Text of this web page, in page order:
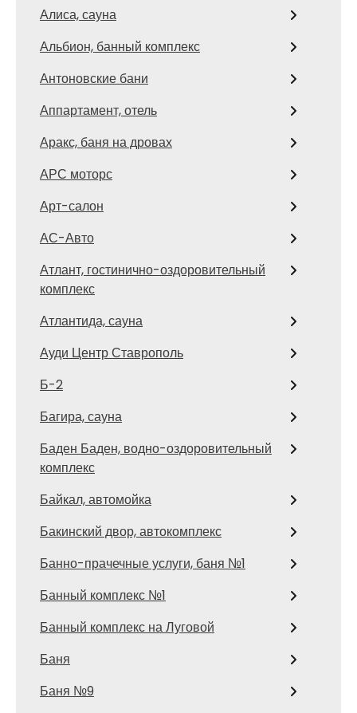
Алиса, сауна
Альбион, банный комплекс
Антоновские бани
Аппартамент, отель
Аракс, баня на дровах
АРС моторс
Арт-салон
АС-Авто
Атлант, гостинично-оздоровительный
комплекс
Атлантида, сауна
Ауди Центр Ставрополь
Б-2
Багира, сауна
Баден Баден, водно-оздоровительный
комплекс
Байкал, автомойка
Бакинский двор, автокомплекс
Банно-прачечные услуги, баня №1
Банный комплекс №1
Банный комплекс на Луговой
Баня
Баня №9